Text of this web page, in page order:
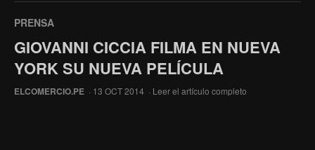
PRENSA
GIOVANNI CICCIA FILMA EN NUEVA
YORK SU NUEVA PELÍCULA
ELCOMERCIO.PE · 13 OCT 2014 · Leer el artículo completo